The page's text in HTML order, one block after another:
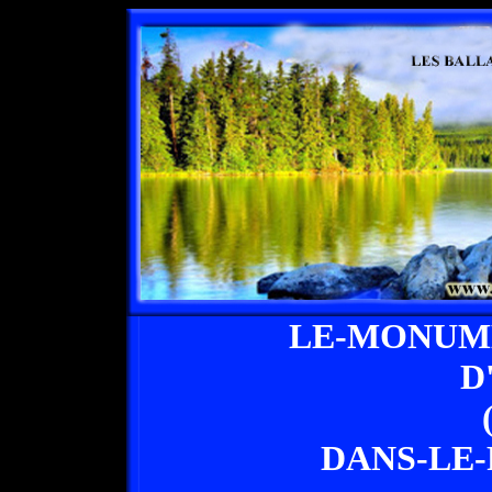
LE-
DANS-